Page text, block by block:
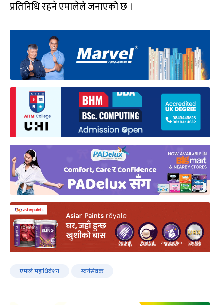
प्रतिनिधि रहने एमालेले जनाएको छ ।
एमाले महाधिवेशन स्वयंसेवक